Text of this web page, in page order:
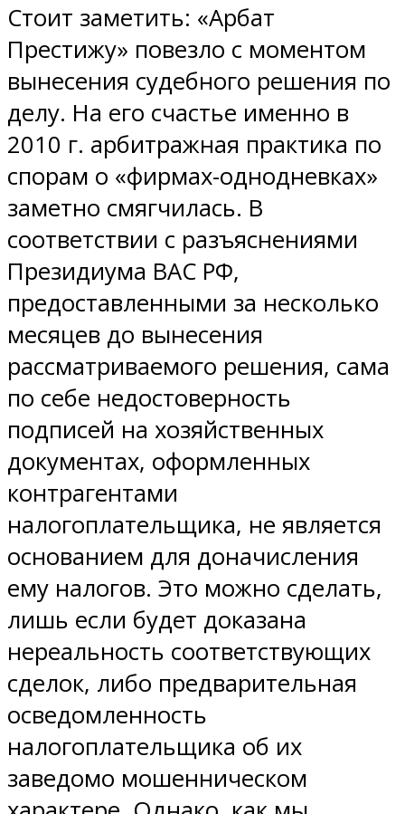
Стоит заметить: «Арбат
Престижу» повезло с моментом
вынесения судебного решения по
делу. На его счастье именно в
2010 г. арбитражная практика по
спорам о «фирмах-однодневках»
заметно смягчилась. В
соответствии с разъяснениями
Президиума ВАС РФ,
предоставленными за несколько
месяцев до вынесения
рассматриваемого решения, сама
по себе недостоверность
подписей на хозяйственных
документах, оформленных
контрагентами
налогоплательщика, не является
основанием для доначисления
ему налогов. Это можно сделать,
лишь если будет доказана
нереальность соответствующих
сделок, либо предварительная
осведомленность
налогоплательщика об их
заведомо мошенническом